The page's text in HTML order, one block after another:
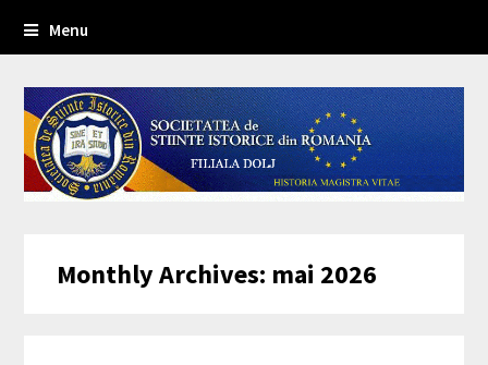
Menu
Monthly Archives: mai 2026